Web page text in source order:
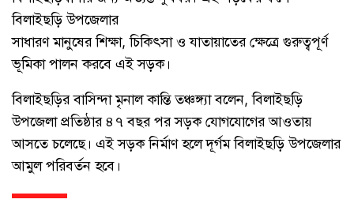
বিলাইছড়ি উপজেলার
সাধারণ মানুষের শিক্ষা, চিকিৎসা ও যাতায়াতের ক্ষেত্রে গুরুত্বপূর্ণ
ভূমিকা পালন করবে এই সড়ক।
বিলাইছড়ির বাসিন্দা মৃনাল কান্তি তঞ্চঙ্গ্যা বলেন, বিলাইছড়ি
উপজেলা প্রতিষ্ঠার ৪৭ বছর পর সড়ক যোগযোগের আওতায়
আসতে চলেছে। এই সড়ক নির্মাণ হলে দূর্গম বিলাইছড়ি উপজেলার
আমুল পরিবর্তন হবে।